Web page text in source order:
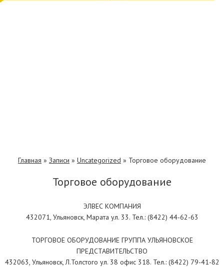
Главная » Записи » Uncategorized » Торговое оборудование
Торговое оборудование
ЭЛВЕС КОМПАНИЯ
432071, Ульяновск, Марата ул. 33. Тел.: (8422) 44-62-63
ТОРГОВОЕ ОБОРУДОВАНИЕ ГРУППА УЛЬЯНОВСКОЕ
ПРЕДСТАВИТЕЛЬСТВО
432063, Ульяновск, Л.Толстого ул. 38 офис 318. Тел.: (8422) 79-41-82